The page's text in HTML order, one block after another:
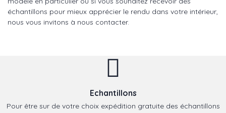
échantillons pour mieux apprécier le rendu dans votre intérieur,
nous vous invitons à nous contacter.
Echantillons
Pour être sur de votre choix expédition gratuite des échantillons